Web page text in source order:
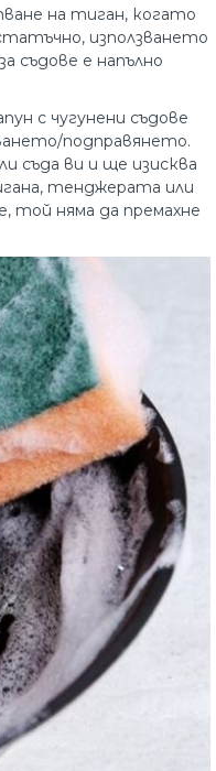
на тиган, когато
използването
съдове е напълно
с чугунени съдове
подправянето.
съда ви и ще изисква
тенджерата или
той няма да премахне